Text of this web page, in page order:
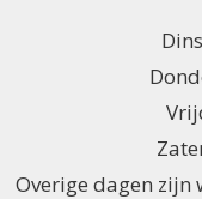
Overige dagen zijn